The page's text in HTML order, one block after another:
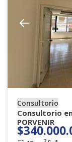
Consultorio
Consultorio
PORVENIR